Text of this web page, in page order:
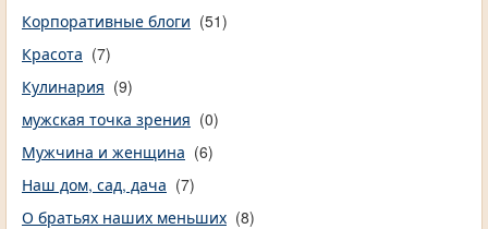
Корпоративные блоги (51)
Красота (7)
Кулинария (9)
мужская точка зрения (0)
Мужчина и женщина (6)
Наш дом, сад, дача (7)
О братьях наших меньших (8)